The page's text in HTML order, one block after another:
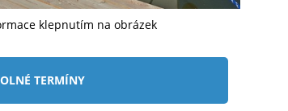
klepnutím na obrázek
TERMÍNY